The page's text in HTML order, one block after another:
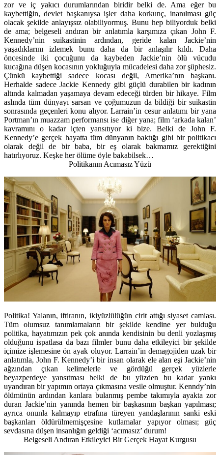
zor ve iç yakıcı durumlarından biridir belki de. Ama eğer bu
kaybettiğin, devlet başkanıysa işler daha korkunç, inanılması güç
olacak şekilde anlayışsız olabiliyormuş. Bunu hep biliyorduk belki
de ama; belgeseli andıran bir anlatımla karşımıza çıkan John F.
Kennedy’nin suikastinin ardından, geride kalan Jackie’nin
yaşadıklarını izlemek bunu daha da bir anlaşılır kıldı. Daha
öncesinde iki çocuğunu da kaybeden Jackie’nin ölü vücudu
kucağına düşen kocasının yokluğuyla mücadelesi daha zor şüphesiz.
Çünkü kaybettiği sadece kocası değil, Amerika’nın başkanı.
Herhalde sadece Jackie Kennedy gibi güçlü durabilen bir kadının
altında kalmadan yaşamaya devam edeceği türden bir hikaye. Film
aslında tüm dünyayı sarsan ve çoğumuzun da bildiği bir suikastin
sonrasında geçenleri konu alıyor. Larrain’in cesur anlatımı bir yana
Portman’ın muazzam performansı ise diğer yana; film ‘arkada kalan’
kavramını o kadar içten yansıtıyor ki bize. Belki de John F.
Kennedy’e gerçek hayatta tüm dünyanın baktığı gibi bir politikacı
olarak değil de bir baba, bir eş olarak bakmamız gerektiğini
hatırlıyoruz. Keşke her ölüme öyle bakabilsek…
Politikanın Acımasız Yüzü
Politika! Yalanın, iftiranın, ikiyüzlülüğün cirit attığı siyaset camiası.
Tüm olumsuz tanımlamaların bir şekilde kendine yer bulduğu
politika, hayatımızın pek çok anında kendisinin bu denli yozlaşmış
olduğunu ispatlasa da bazı filmler bunu daha etkileyici bir şekilde
içimize işlemesine ön ayak oluyor. Larrain’in demagojiden uzak bir
anlatımla, John F. Kennedy’i bir insan olarak ele alan eşi Jackie’nin
ağzından çıkan kelimelerle ve gördüğü gerçek yüzlerle
beyazperdeye yansıtması belki de bu yüzden bu kadar yankı
uyandıran bir yapımın ortaya çıkmasına vesile olmuştur. Kenndy’nin
ölümünün ardından kanlara bulanmış pembe takımıyla ayakta zor
duran Jackie’nin yanında hemen bir başkasının başkan yapılması;
ayrıca onunla kalmayıp etrafına türeyen yandaşlarının sanki eski
başkanları öldürülmemişçesine kutlamalar yapıyor olması; güç
sevdasına düşen insanlığın geldiği ‘acımasız’ durum!
Belgeseli Andıran Etkileyici Bir Gerçek Hayat Kurgusu